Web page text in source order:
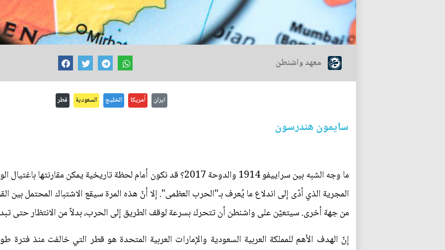
معهد واشنطن
ايران أمريكا الخليج السعودية قطر
سايمون هندرسون
ما وجه الشبه بين سراييفو 1914 والدوحة 2017؟ قد نكون أمام لحظة تاريخية يمكن
المجرية الذي أدّى إلى اندلاع ما يُعرف بـ"الحرب العظمى". إلا أنّ هذه المرة سيقع الاشتباك المحتمل بين
من جهة أخرى. سيتعيّن على واشنطن أن تتحرك بسرعة لوقف الطريق إلى الحرب، بدلاً من الانتظار حتى
إنّ الهدف الأهم للمملكة العربية السعودية والإمارات العربية المتحدة هو قطر التي خالفت منذ فترة